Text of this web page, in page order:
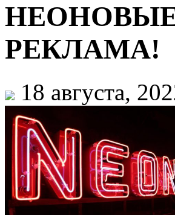
РЕКЛАМА!
18 августа,